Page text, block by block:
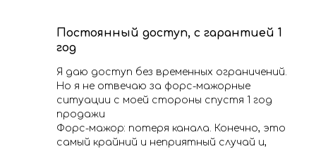
Постоянный доступ, с гарантией 1
год
Я даю доступ без временных ограничений.
Но я не отвечаю за форс-мажорные
ситуации с моей стороны спустя 1 год
продажи
Форс-мажор: потеря канала. Конечно, это
самый крайний и неприятный случай и,